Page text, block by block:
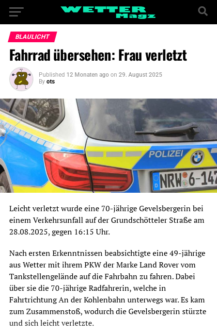
BLAULICHT
Fahrrad übersehen: Frau verletzt
Published 12 Monaten ago on 29. August 2025
By ots
Leicht verletzt wurde eine 70-jährige Gevelsbergerin bei
einem Verkehrsunfall auf der Grundschötteler Straße am
28.08.2025, gegen 16:15 Uhr.
Nach ersten Erkenntnissen beabsichtigte eine 49-jährige
aus Wetter mit ihrem PKW der Marke Land Rover vom
Tankstellengelände auf die Fahrbahn zu fahren. Dabei
über sie die 70-jährige Radfahrerin, welche in
Fahrtrichtung An der Kohlenbahn unterwegs war. Es kam
zum Zusammenstoß, wodurch die Gevelsbergerin stürzte
und sich leicht verletzte.